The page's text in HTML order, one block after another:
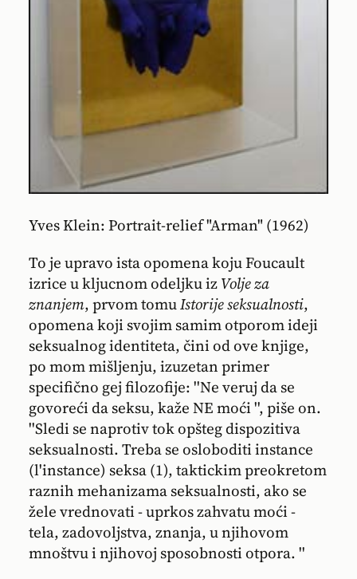
Yves Klein: Portrait-relief "Arman" (1962)
To je upravo ista opomena koju Foucault
izrice u kljucnom odeljku izVolje za
znanjem, prvom tomuIstorije seksualnosti,
opomena koji svojim samim otporom ideji
seksualnog identiteta, čini od ove knjige,
po mom mišljenju, izuzetan primer
specifično gej filozofije: ''Ne veruj da se
govoreći da seksu, kaže NE moći '', piše on.
''Sledi se naprotiv tok opšteg dispozitiva
seksualnosti. Treba se osloboditi instance
(l'instance) seksa (1), taktickim preokretom
raznih mehanizama seksualnosti, ako se
žele vrednovati - uprkos zahvatu moći -
tela, zadovoljstva, znanja, u njihovom
mnoštvu i njihovoj sposobnosti otpora. ''